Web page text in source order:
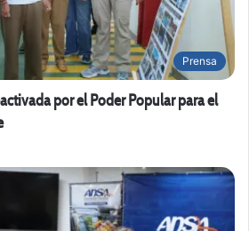
Prensa
por el Poder Popular para el